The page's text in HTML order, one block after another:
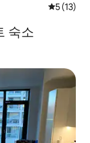
평점 5점
5 (13)
숙소